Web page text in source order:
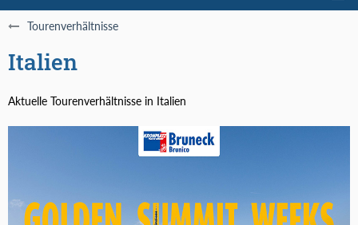
Tourenverhältnisse
Italien
Aktuelle Tourenverhältnisse in Italien